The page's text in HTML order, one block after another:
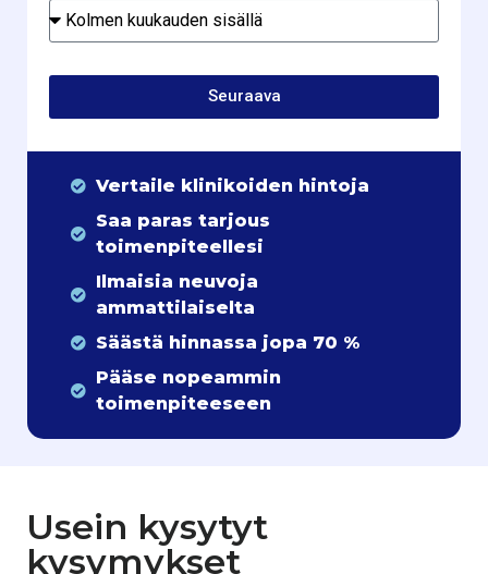
Seuraava
Vertaile klinikoiden hintoja
Saa paras tarjous
toimenpiteellesi
Ilmaisia neuvoja
ammattilaiselta
Säästä hinnassa jopa 70 %
Pääse nopeammin
toimenpiteeseen
Usein kysytyt
kysymykset